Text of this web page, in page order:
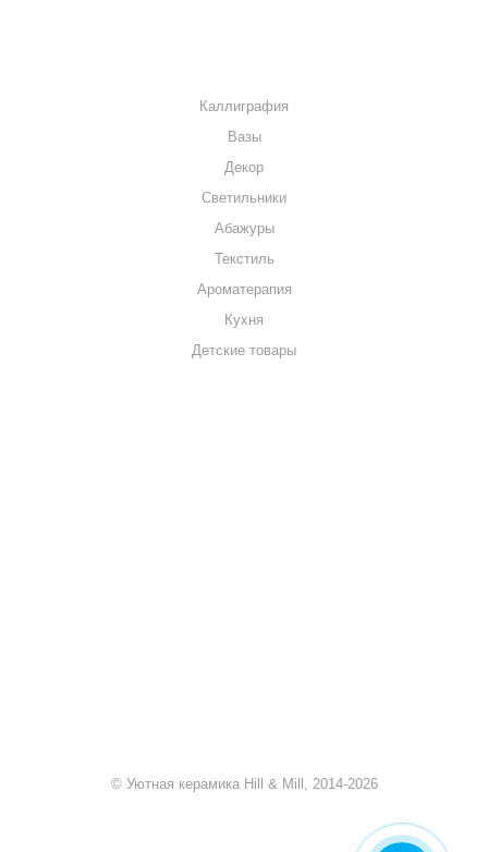
Каллиграфия
Вазы
Декор
Светильники
Абажуры
Текстиль
Ароматерапия
Кухня
Детские товары
© Уютная керамика Hill & Mill, 2014-2026